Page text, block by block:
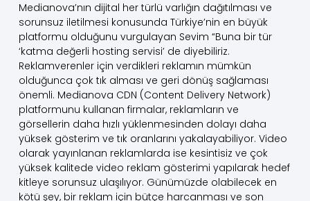
Medianova’nın dijital her türlü varlığın dağıtılması ve
sorunsuz iletilmesi konusunda Türkiye’nin en büyük
platformu olduğunu vurgulayan Sevim “Buna bir tür
‘katma değerli hosting servisi’ de diyebiliriz.
Reklamverenler için verdikleri reklamın mümkün
olduğunca çok tık alması ve geri dönüş sağlaması
önemli. Medianova CDN (Content Delivery Network)
platformunu kullanan firmalar, reklamların ve
görsellerin daha hızlı yüklenmesinden dolayı daha
yüksek gösterim ve tık oranlarını yakalayabiliyor. Video
olarak yayınlanan reklamlarda ise kesintisiz ve çok
yüksek kalitede video reklam gösterimi yapılarak hedef
kitleye sorunsuz ulaşılıyor. Günümüzde olabilecek en
kötü şey, bir reklam için bütçe harcanması ve son